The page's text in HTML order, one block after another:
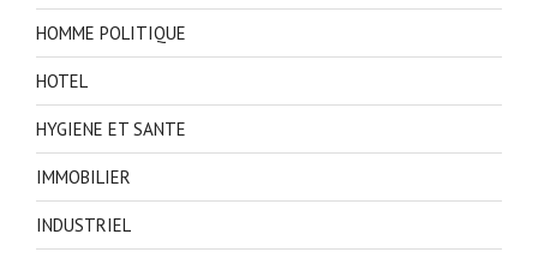
HOMME POLITIQUE
HOTEL
HYGIENE ET SANTE
IMMOBILIER
INDUSTRIEL